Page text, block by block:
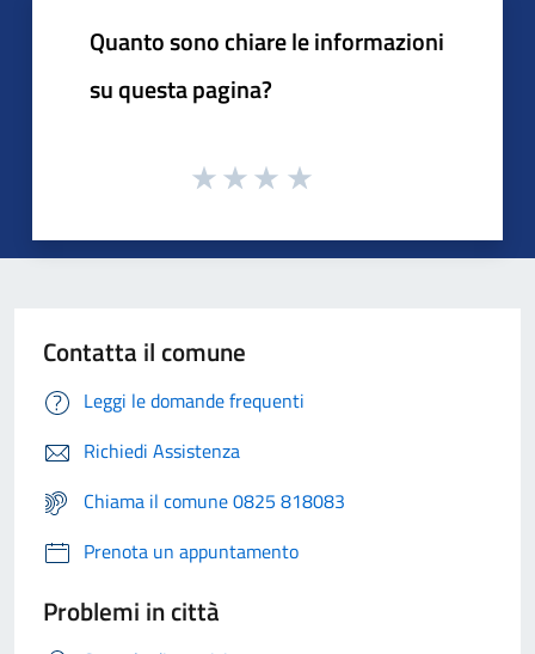
Quanto sono chiare le informazioni
su questa pagina?
Contatta il comune
Leggi le domande frequenti
Richiedi Assistenza
Chiama il comune 0825 818083
Prenota un appuntamento
Problemi in città